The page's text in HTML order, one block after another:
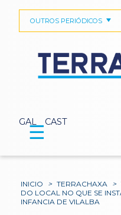
GAL CAST
OUTROS PERIÓDICOS
☰
INICIO > TERRACHAXA >
DO LOCAL NO QUE SE
INFANCIA DE VILALBA